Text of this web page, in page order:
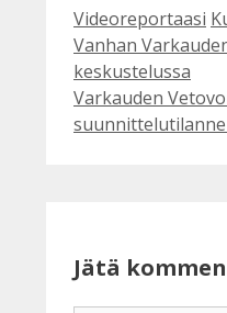
Kategoriat
Videoreportaasi
Vanhan
keskustelussa
Varkauden
Jätä